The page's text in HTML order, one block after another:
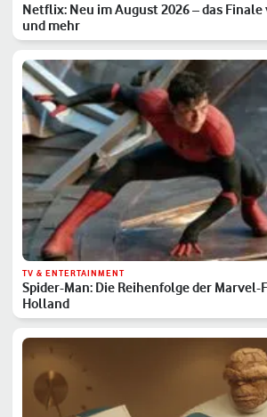
Netflix: Neu im August 2026 – das
und mehr
TV & ENTERTAINMENT
Spider-Man: Die Reihenfolge der Marvel-
Holland